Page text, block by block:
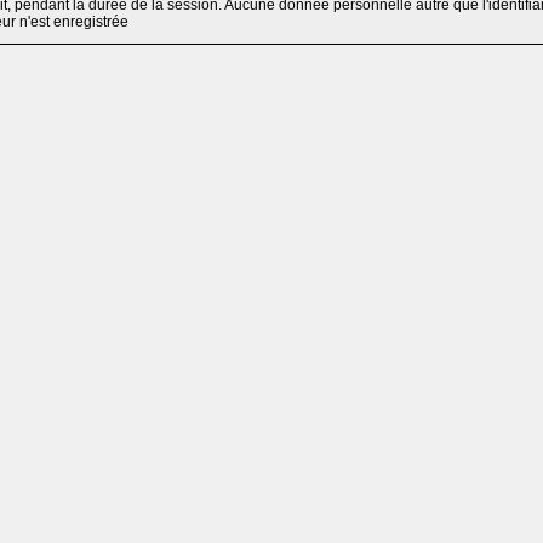
pendant la durée de la session. Aucune donnée personnelle autre que
n'est enregistrée